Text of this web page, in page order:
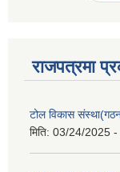
राजपत्रमा
टोल विकास
मिति: 03/24/2025 -